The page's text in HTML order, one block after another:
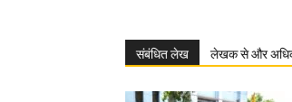
संबंधित लेख लेखक से और